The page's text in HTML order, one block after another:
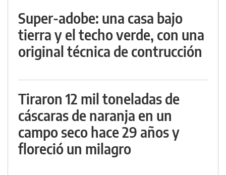
Super-adobe: una casa bajo
tierra y el techo verde, con una
original técnica de contrucción
Tiraron 12 mil toneladas de
cáscaras de naranja en un
campo seco hace 29 años y
floreció un milagro